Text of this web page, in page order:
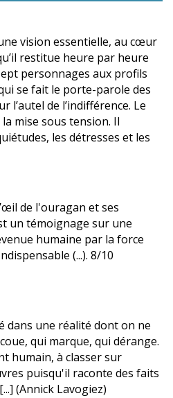
vision essentielle, au cœur
restitue heure par heure
personnages aux profils
se fait le porte-parole des
l’autel de l’indifférence. Le
mise sous tension. Il
les détresses et les
de l'ouragan et ses
un témoignage sur une
humaine par la force
(...). 8/10
dans une réalité dont on ne
qui marque, qui dérange.
humain, à classer sur
puisqu'il raconte des faits
(Annick Lavogiez)